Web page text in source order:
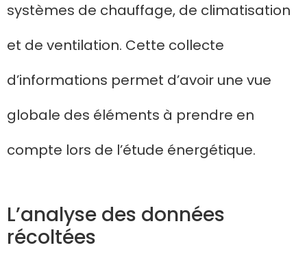
systèmes de chauffage, de climatisation
et de ventilation. Cette collecte
d’informations permet d’avoir une vue
globale des éléments à prendre en
compte lors de l’étude énergétique.
L’analyse des données
récoltées